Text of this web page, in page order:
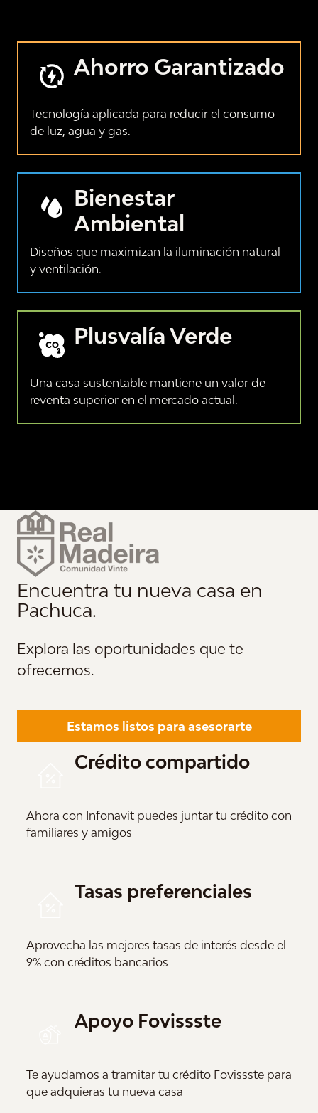
Pontevel
Castelo
Ahorro Garantizado
Tecnología aplicada para reducir el consumo
de luz, agua y gas.
Bienestar
Ambiental
Diseños que maximizan la iluminación natural
y ventilación.
Plusvalía Verde
Una casa sustentable mantiene un valor de
reventa superior en el mercado actual.
Encuentra tu nueva casa en
Pachuca.
Explora las oportunidades que te
ofrecemos.
Estamos listos para asesorarte
Crédito compartido
Ahora con Infonavit puedes juntar tu crédito con
familiares y amigos
Tasas preferenciales
Aprovecha las mejores tasas de interés desde el
9% con créditos bancarios
Apoyo Fovissste
Te ayudamos a tramitar tu crédito Fovissste para
que adquieras tu nueva casa